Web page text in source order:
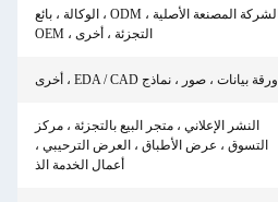
الشركة المصنعة الأصلية ، ODM ، الوكالة ، بائع
التجزئة ، أخرى ، OEM
ورقة بيانات ، صور ، نماذج EDA / CAD ، أخرى
النشر الإعلاني ، متجر البيع بالتجزئة ، مركز
التسوق ، عرض الأطباق ، العرض الترحيبي ،
أعمال الخدمة الذ